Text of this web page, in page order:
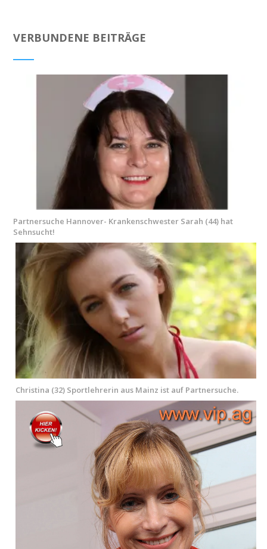
VERBUNDENE BEITRÄGE
Partnersuche Hannover- Krankenschwester Sarah (44) hat
Sehnsucht!
Christina (32) Sportlehrerin aus Mainz ist auf Partnersuche.